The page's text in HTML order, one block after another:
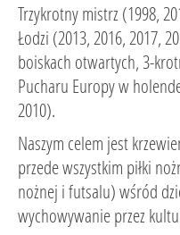
Trzykrotny mistrz (1998,
Łodzi (2013, 2016, 2017,
boiskach otwartych, 3-
Pucharu Europy w
2010).
Naszym celem jest
przede wszystkim piłki
nożnej i futsalu) wśród
wychowywanie przez